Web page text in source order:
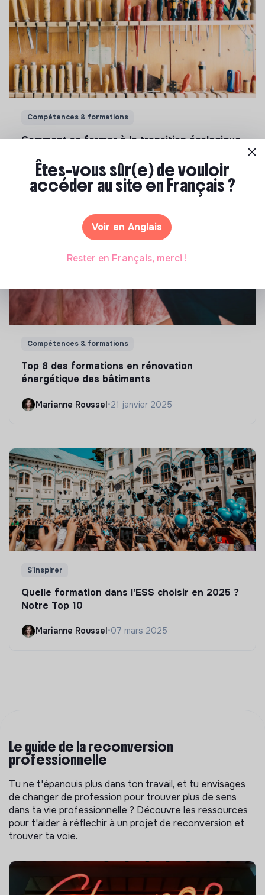
Compétences & formations
Comment se former à la transition écologique
Marianne Roussel •09 janvier 2024
Compétences & formations
Top 8 des formations en rénovation
énergétique des bâtiments
Marianne Roussel•21 janvier 2025
S'inspirer
Quelle formation dans l'ESS choisir en 2025 ?
Notre Top 10
Marianne Roussel •07 mars 2025
Le guide de la reconversion
professionnelle
Tu ne t'épanouis plus dans ton travail, et tu envisages
de changer de profession pour trouver plus de sens
dans ta vie professionnelle ? Découvre les ressources
pour t'aider à réflechir à un projet de reconversion et
trouver ta voie.
Êtes-vous sûr(e) de vouloir
accéder au site en Français ?
Voir en Anglais
Rester en Français, merci !